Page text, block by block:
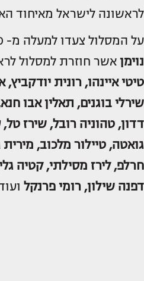
לראשונה לישראל מאיחוד
על המסלול צעדו למעלה מ- 40 דוגמניות, ביניהם
נוימן אשר חוזרת למסלול
טיטי איינהו, רונית
שירלי בוגנים, תאלין אבו
דדון, טהוניה רובל, שירז
גואטה, טיילור מלכוב, מירית
חרלפ, לירז מסילתי, קטיה
דפנה שילון, רומי פרנקל